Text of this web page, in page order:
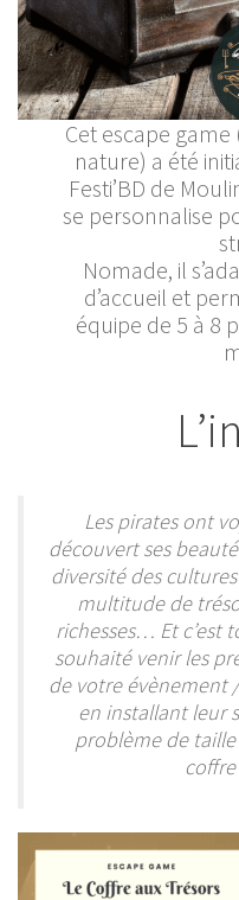
Cet escape
nature) a été
Festi’BD de
se personnalise
Nomade, il
d’accueil et
équipe de 5 à 8
Les pirates ont
découvert ses
diversité des
multitude de
richesses… Et c’est
souhaité venir les
de votre
en installant leur
problème de